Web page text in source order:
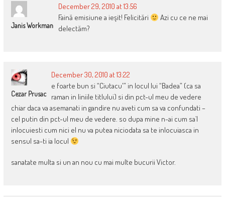
Janis Workman
December 29, 2010 at 13:56
Faină emisiune a ieşit! Felicitări
Azi cu ce ne mai
delectăm?
Cezar Prusac
December 30, 2010 at 13:22
e foarte bun si “Ciutacu'” in locul lui “Badea” (ca sa
raman in liniile titlului) si din pct-ul meu de vedere
chiar daca va asemanati in gandire nu aveti cum sa va confundati –
cel putin din pct-ul meu de vedere. so dupa mine n-ai cum sa`l
inlocuiesti cum nici el nu va putea niciodata sa te inlocuiasca in
sensul sa-ti ia locul
sanatate multa si un an nou cu mai multe bucurii Victor.